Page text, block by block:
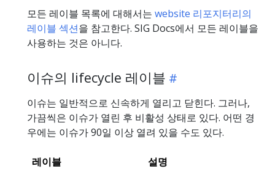
모든 레이블 목록에 대해서는 website 리포지터리의
레이블 섹션을 참고한다. SIG Docs에서 모든 레이블을
사용하는 것은 아니다.
이슈의 lifecycle 레이블
이슈는 일반적으로 신속하게 열리고 닫힌다. 그러나,
가끔씩은 이슈가 열린 후 비활성 상태로 있다. 어떤 경
우에는 이슈가 90일 이상 열려 있을 수도 있다.
레이블 설명